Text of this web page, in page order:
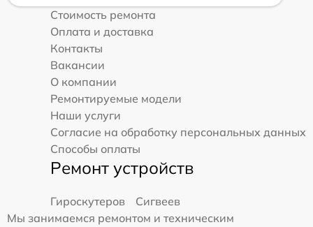
Стоимость ремонта
Оплата и доставка
Контакты
Вакансии
О компании
Ремонтируемые модели
Наши услуги
Согласие на обработку персональных данных
Способы оплаты
Ремонт устройств
Гироскутеров
Сигвеев
Мы занимаемся ремонтом и техническим